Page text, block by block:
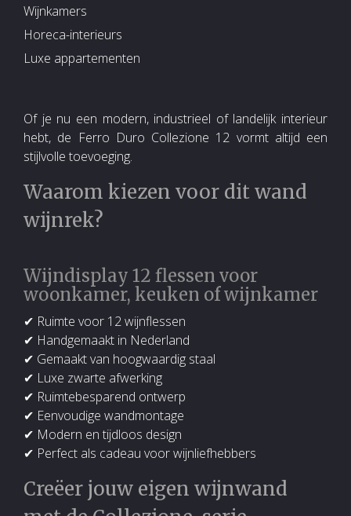
Wijnkamers
Horeca-interieurs
Luxe appartementen
Of je nu een modern, industrieel of landelijk interieur
hebt, de Ferro Duro Collezione 12 vormt altijd een
stijlvolle toevoeging.
Waarom kiezen voor dit wand
wijnrek?
Wijndisplay 12 flessen voor
woonkamer, keuken of wijnkamer
✔ Ruimte voor 12 wijnflessen
✔ Handgemaakt in Nederland
✔ Gemaakt van hoogwaardig staal
✔ Luxe zwarte afwerking
✔ Ruimtebesparend ontwerp
✔ Eenvoudige wandmontage
✔ Modern en tijdloos design
✔ Perfect als cadeau voor wijnliefhebbers
Creëer jouw eigen wijnwand